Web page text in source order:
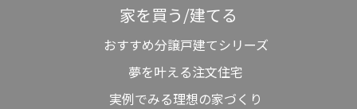
家を買う/建てる
おすすめ分譲戸建てシリーズ
夢を叶える注文住宅
実例でみる理想の家づくり